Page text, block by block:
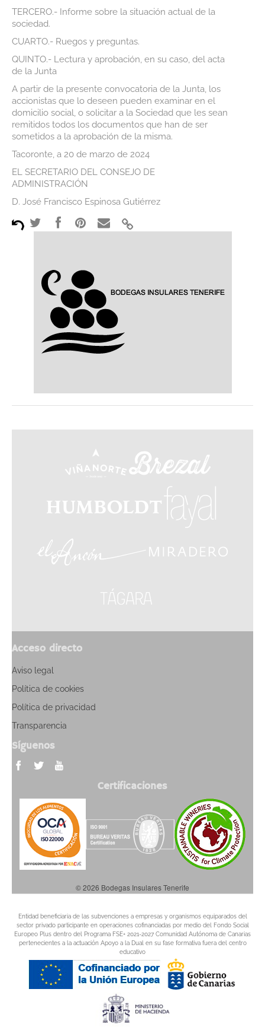
TERCERO.- Informe sobre la situación actual de la
sociedad.
CUARTO.- Ruegos y preguntas.
QUINTO.- Lectura y aprobación, en su caso, del acta
de la Junta
A partir de la presente convocatoria de la Junta, los
accionistas que lo deseen pueden examinar en el
domicilio social, o solicitar a la Sociedad que les sean
remitidos todos los documentos que han de ser
sometidos a la aprobación de la misma.
Tacoronte, a 20 de marzo de 2024
EL SECRETARIO DEL CONSEJO DE
ADMINISTRACIÓN
D. José Francisco Espinosa Gutiérrez
Acceso directo
Aviso legal
Política de cookies
Política de privacidad
Transparencia
Síguenos
Certificaciones
© 2026 Bodegas Insulares Tenerife
Entidad beneficiaria de las subvenciones a empresas y organismos equiparados del
sector privado participante en operaciones cofinanciadas por medio del Fondo Social
Europeo Plus dentro del Programa FSE+ 2021-2027 Comunidad Autónoma de Canarias
pertenecientes a la actuación Apoyo a la Dual en su fase formativa fuera del centro
educativo